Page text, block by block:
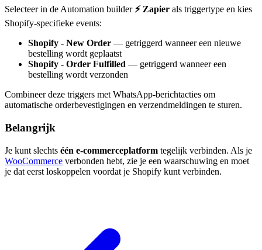
Selecteer in de Automation builder ⚡ Zapier als triggertype en kies
Shopify-specifieke events:
Shopify - New Order — getriggerd wanneer een nieuwe
bestelling wordt geplaatst
Shopify - Order Fulfilled — getriggerd wanneer een
bestelling wordt verzonden
Combineer deze triggers met WhatsApp-berichtacties om
automatische orderbevestigingen en verzendmeldingen te sturen.
Belangrijk
Je kunt slechts één e-commerceplatform tegelijk verbinden. Als je
WooCommerce verbonden hebt, zie je een waarschuwing en moet
je dat eerst loskoppelen voordat je Shopify kunt verbinden.